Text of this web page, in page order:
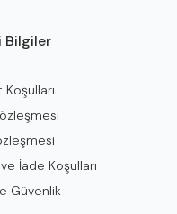
Bilgiler
İade Koşulları
Güvenlik